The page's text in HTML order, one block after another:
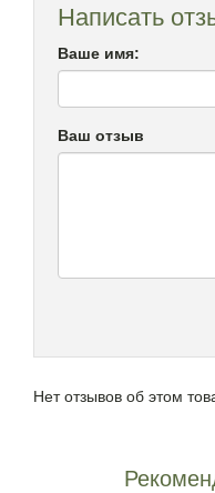
Написать
Ваше имя:
Ваш отзыв
Нет отзывов об этом